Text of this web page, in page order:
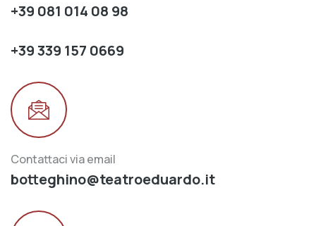
+39 081 014 08 98
+39 339 157 0669
Contattaci via email
botteghino@teatroeduardo.it